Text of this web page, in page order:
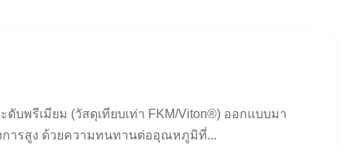
บพรีเมียม (วัสดุเทียบเท่า FKM/Viton®) ออกแบบมา
ารสูง ด้วยความทนทานต่ออุณหภูมิที่...